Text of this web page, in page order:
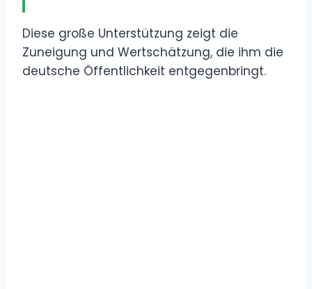
Diese große Unterstützung zeigt die
Zuneigung und Wertschätzung, die ihm die
deutsche Öffentlichkeit entgegenbringt.